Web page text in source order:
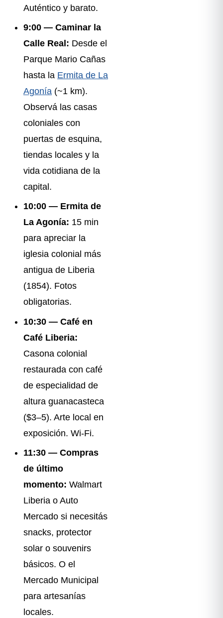
Auténtico y barato.
9:00 — Caminar la
Calle Real: Desde el
Parque Mario Cañas
hasta la Ermita de La
Agonía (~1 km).
Observá las casas
coloniales con
puertas de esquina,
tiendas locales y la
vida cotidiana de la
capital.
10:00 — Ermita de
La Agonía: 15 min
para apreciar la
iglesia colonial más
antigua de Liberia
(1854). Fotos
obligatorias.
10:30 — Café en
Café Liberia:
Casona colonial
restaurada con café
de especialidad de
altura guanacasteca
($3–5). Arte local en
exposición. Wi-Fi.
11:30 — Compras
de último
momento: Walmart
Liberia o Auto
Mercado si necesitás
snacks, protector
solar o souvenirs
básicos. O el
Mercado Municipal
para artesanías
locales.